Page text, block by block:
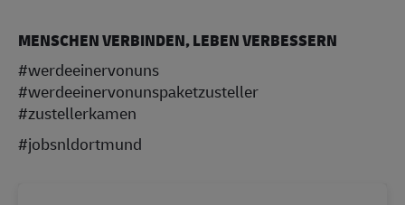
MENSCHEN VERBINDEN, LEBEN VERBESSERN
#werdeeinervonuns
#werdeeinervonunspaketzusteller
#zustellerkamen
#jobsnldortmund